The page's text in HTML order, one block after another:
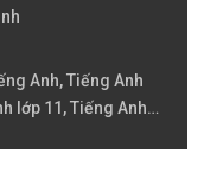
Anh, Tiếng Anh
lớp 11, Tiếng Anh